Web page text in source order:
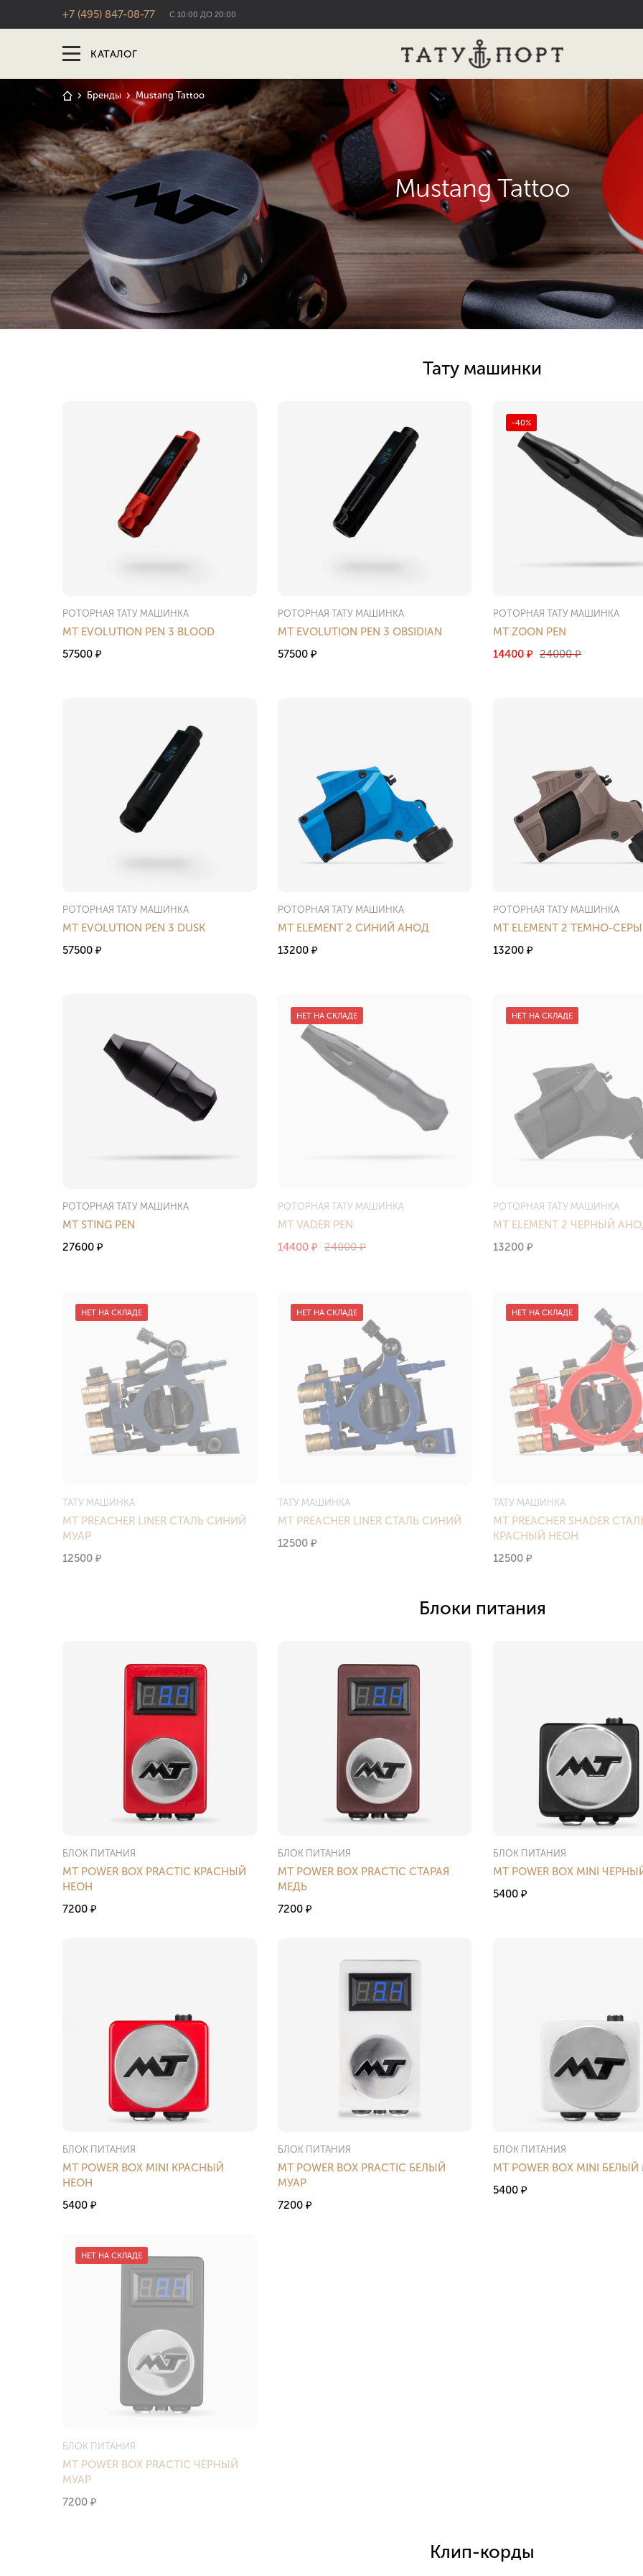
+7 (495) 847-08-77 С 10:00 ДО 20:00
КАТАЛОГ
Бренды Mustang Tattoo
Mustang Tattoo
Тату машинки
РОТОРНАЯ ТАТУ МАШИНКА
MT EVOLUTION PEN 3 BLOOD
57500 ₽
РОТОРНАЯ ТАТУ МАШИНКА
MT EVOLUTION PEN 3 OBSIDIAN
57500 ₽
РОТОРНАЯ ТАТУ МАШИНКА
MT ZOON PEN
14400 ₽ 24000₽
-40%
РОТОРНАЯ ТАТУ МАШИНКА
MT EVOLUTION PEN 3 DUSK
57500 ₽
РОТОРНАЯ ТАТУ МАШИНКА
MT ELEMENT 2 СИНИЙ АНОД
13200 ₽
РОТОРНАЯ ТАТУ МАШИНКА
MT ELEMENT 2 ТЕМНО-
13200 ₽
РОТОРНАЯ ТАТУ МАШИНКА
MT STING PEN
27600 ₽
РОТОРНАЯ ТАТУ МАШИНКА
MT VADER PEN
14400 ₽ 24000₽
НЕТ НА СКЛАДЕ
РОТОРНАЯ ТАТУ МАШИНКА
MT ELEMENT 2 ЧЕРНЫЙ
13200 ₽
НЕТ НА СКЛАДЕ
ТАТУ МАШИНКА
MT PREACHER LINER СТАЛЬ СИНИЙ
МУАР
12500 ₽
НЕТ НА СКЛАДЕ
ТАТУ МАШИНКА
MT PREACHER LINER СТАЛЬ СИНИЙ
12500 ₽
НЕТ НА СКЛАДЕ
ТАТУ МАШИНКА
MT PREACHER SHADER
КРАСНЫЙ НЕОН
12500 ₽
НЕТ НА СКЛАДЕ
Блоки питания
БЛОК ПИТАНИЯ
MT POWER BOX PRACTIC КРАСНЫЙ
НЕОН
7200 ₽
БЛОК ПИТАНИЯ
MT POWER BOX PRACTIC СТАРАЯ
МЕДЬ
7200 ₽
БЛОК ПИТАНИЯ
MT POWER BOX MINI
5400 ₽
БЛОК ПИТАНИЯ
MT POWER BOX MINI КРАСНЫЙ
НЕОН
5400 ₽
БЛОК ПИТАНИЯ
MT POWER BOX PRACTIC БЕЛЫЙ
МУАР
7200 ₽
БЛОК ПИТАНИЯ
MT POWER BOX MINI
5400 ₽
БЛОК ПИТАНИЯ
MT POWER BOX PRACTIC ЧЕРНЫЙ
МУАР
7200 ₽
НЕТ НА СКЛАДЕ
Клип-корды